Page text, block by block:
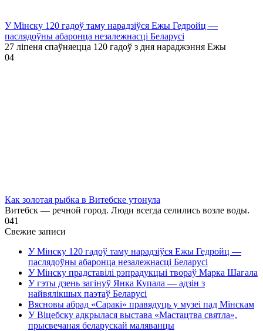
У Мінску 120 гадоў таму нарадзіўся Ежы Гедройц —
паслядоўны абаронца незалежнасці Беларусі
27 ліпеня спаўняецца 120 гадоў з дня нараджэння Ежы
04
Как золотая рыбка в Витебске утонула
Витебск — речной город. Люди всегда селились возле воды.
041
Свежие записи
У Мінску 120 гадоў таму нарадзіўся Ежы Гедройц —
паслядоўны абаронца незалежнасці Беларусі
У Мінску прадставілі рэпрадукцыі твораў Марка Шагала
У гэты дзень загінуў Янка Купала — адзін з
найвялікшых паэтаў Беларусі
Вясновы абрад «Саракі» правядуць у музеі пад Мінскам
У Віцебску адкрылася выстава «Мастацтва святла»,
прысвечаная беларускай маляванцы